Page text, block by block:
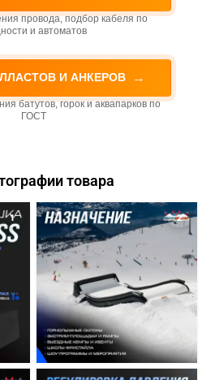
провода, подбор кабеля по
и автоматов
И АНКЕРОВ →
батутов, горок и аквапарков по
ГОСТ
товара
1 2